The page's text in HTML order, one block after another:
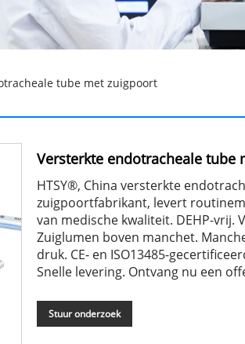
tube met zuigpoort
Versterkte endotracheale tube
HTSY®, China versterkte
zuigpoortfabrikant, levert
van medische kwaliteit. DEHP-vrij.
Zuiglumen boven manchet.
druk. CE- en ISO13485-
Snelle levering. Ontvang nu een
Stuur onderzoek